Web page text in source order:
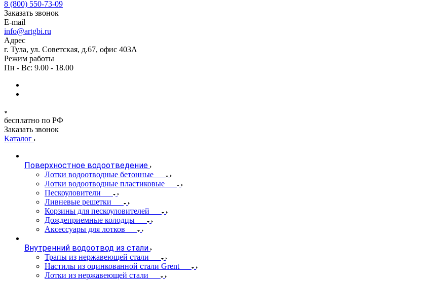
8 (800) 550-73-09
Заказать звонок
E-mail
info@artgbi.ru
Адрес
г. Тула, ул. Советская, д.67, офис 403А
Режим работы
Пн - Вс: 9.00 - 18.00
бесплатно по РФ
Заказать звонок
Каталог
Поверхностное водоотведение
Лотки водоотводные бетонные
Лотки водоотводные пластиковые
Пескоуловители
Ливневые решетки
Корзины для пескоуловителей
Дождеприемные колодцы
Аксессуары для лотков
Внутренний водоотвод из стали
Трапы из нержавеющей стали
Настилы из оцинкованной стали Grent
Лотки из нержавеющей стали